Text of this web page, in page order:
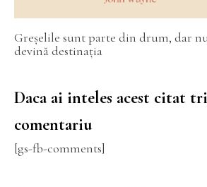
Greșelile sunt parte din drum, dar
devină destinația
Daca ai inteles acest citat
comentariu
[gs-fb-comments]